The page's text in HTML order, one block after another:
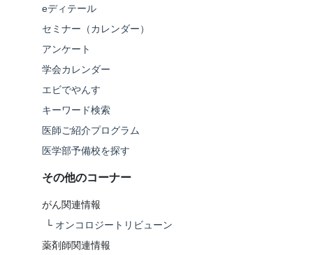
eディテール
セミナー（カレンダー）
アンケート
学会カレンダー
エビでやんす
キーワード検索
医師ご紹介プログラム
医学部予備校を探す
その他のコーナー
がん関連情報
└ オンコロジートリビューン
薬剤師関連情報